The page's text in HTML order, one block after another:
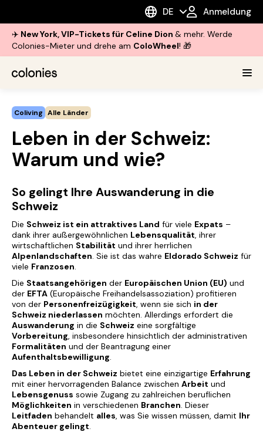
DE Anmeldung
✈️ New York, VIP-Tickets für Celine Dion & mehr. Werde
Colonies-Mieter und drehe am ColoWheel! 🎁
Coliving Alle Länder
Leben in der Schweiz:
Warum und wie?
So gelingt Ihre Auswanderung in die
Schweiz
Die Schweiz ist ein attraktives Land für viele Expats –
dank ihrer außergewöhnlichen Lebensqualität, ihrer
wirtschaftlichen Stabilität und ihrer herrlichen
Alpenlandschaften. Sie ist das wahre Eldorado Schweiz für
viele Franzosen.
Die Staatsangehörigen der Europäischen Union (EU) und
der EFTA (Europäische Freihandelsassoziation) profitieren
von der Personenfreizügigkeit, wenn sie sich in der
Schweiz niederlassen möchten. Allerdings erfordert die
Auswanderung in die Schweiz eine sorgfältige
Vorbereitung, insbesondere hinsichtlich der administrativen
Formalitäten und der Beantragung einer
Aufenthaltsbewilligung.
Das Leben in der Schweiz bietet eine einzigartige Erfahrung
mit einer hervorragenden Balance zwischen Arbeit und
Lebensgenuss sowie Zugang zu zahlreichen beruflichen
Möglichkeiten in verschiedenen Branchen. Dieser
Leitfaden behandelt alles, was Sie wissen müssen, damit Ihr
Abenteuer gelingt.